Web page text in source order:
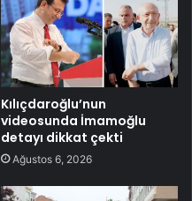
Kılıçdaroğlu’nun
videosunda İmamoğlu
detayı dikkat çekti
Ağustos 6, 2026